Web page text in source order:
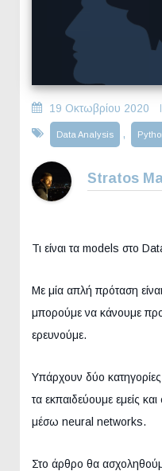
19 Οκτωβρίου 2020
Data Analysis ,
Stratos
Τι είναι τα models στο
Με μία απλή πρόταση
μπορούμε να κάνουμε
ερευνούμε.
Υπάρχουν δύο
τα εκπαιδεύουμε εμείς
μέσω neural networks.
Στο άρθρο θα